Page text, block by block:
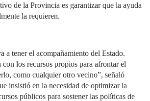
de la Provincia es garantizar que la ayuda
la requieren.
a tener el acompañamiento del Estado.
los recursos propios para afrontar el
como cualquier otro vecino”, señaló
insistió en la necesidad de optimizar la
públicos para sostener las políticas de